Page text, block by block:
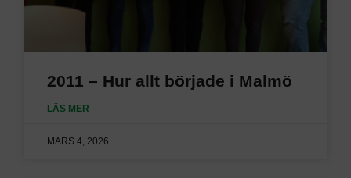
2011 – Hur allt började i Malmö
LÄS MER
MARS 4, 2026